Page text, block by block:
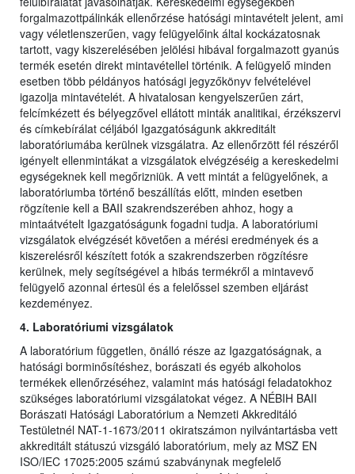
forgalmazottpálinkák ellenőrzése hatósági mintavételt jelent, ami
vagy véletlenszerűen, vagy felügyelőink által kockázatosnak
tartott, vagy kiszerelésében jelölési hibával forgalmazott gyanús
termék esetén direkt mintavétellel történik. A felügyelő minden
esetben több példányos hatósági jegyzőkönyv felvételével
igazolja mintavételét. A hivatalosan kengyelszerűen zárt,
felcímkézett és bélyegzővel ellátott minták analitikai, érzékszervi
és címkebírálat céljából Igazgatóságunk akkreditált
laboratóriumába kerülnek vizsgálatra. Az ellenőrzött fél részéről
igényelt ellenmintákat a vizsgálatok elvégzéséig a kereskedelmi
egységeknek kell megőrizniük. A vett mintát a felügyelőnek, a
laboratóriumba történő beszállítás előtt, minden esetben
rögzítenie kell a BAII szakrendszerében ahhoz, hogy a
mintaátvételt Igazgatóságunk fogadni tudja. A laboratóriumi
vizsgálatok elvégzését követően a mérési eredmények és a
kiszerelésről készített fotók a szakrendszerben rögzítésre
kerülnek, mely segítségével a hibás termékről a mintavevő
felügyelő azonnal értesül és a felelőssel szemben eljárást
kezdeményez.
4. Laboratóriumi vizsgálatok
A laboratórium független, önálló része az Igazgatóságnak, a
hatósági borminősítéshez, borászati és egyéb alkoholos
termékek ellenőrzéséhez, valamint más hatósági feladatokhoz
szükséges laboratóriumi vizsgálatokat végez. A NÉBIH BAII
Borászati Hatósági Laboratórium a Nemzeti Akkreditáló
Testületnél NAT-1-1673/2011 okiratszámon nyilvántartásba vett
akkreditált státuszú vizsgáló laboratórium, mely az MSZ EN
ISO/IEC 17025:2005 számú szabványnak megfelelő